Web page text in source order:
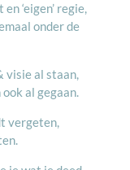
‘eigen’ regie,
onder de
visie al staan,
al gegaan.
vergeten,